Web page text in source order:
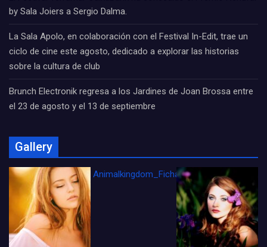
by Sala Joiers a Sergio Dalma.
La Sala Apolo, en colaboración con el Festival In-Edit, trae un
ciclo de cine este agosto, dedicado a explorar las historias
sobre la cultura de club
Brunch Electronik regresa a los Jardines de Joan Brossa entre
el 23 de agosto y el 13 de septiembre
Gallery
Animalkingdom_FichaCine